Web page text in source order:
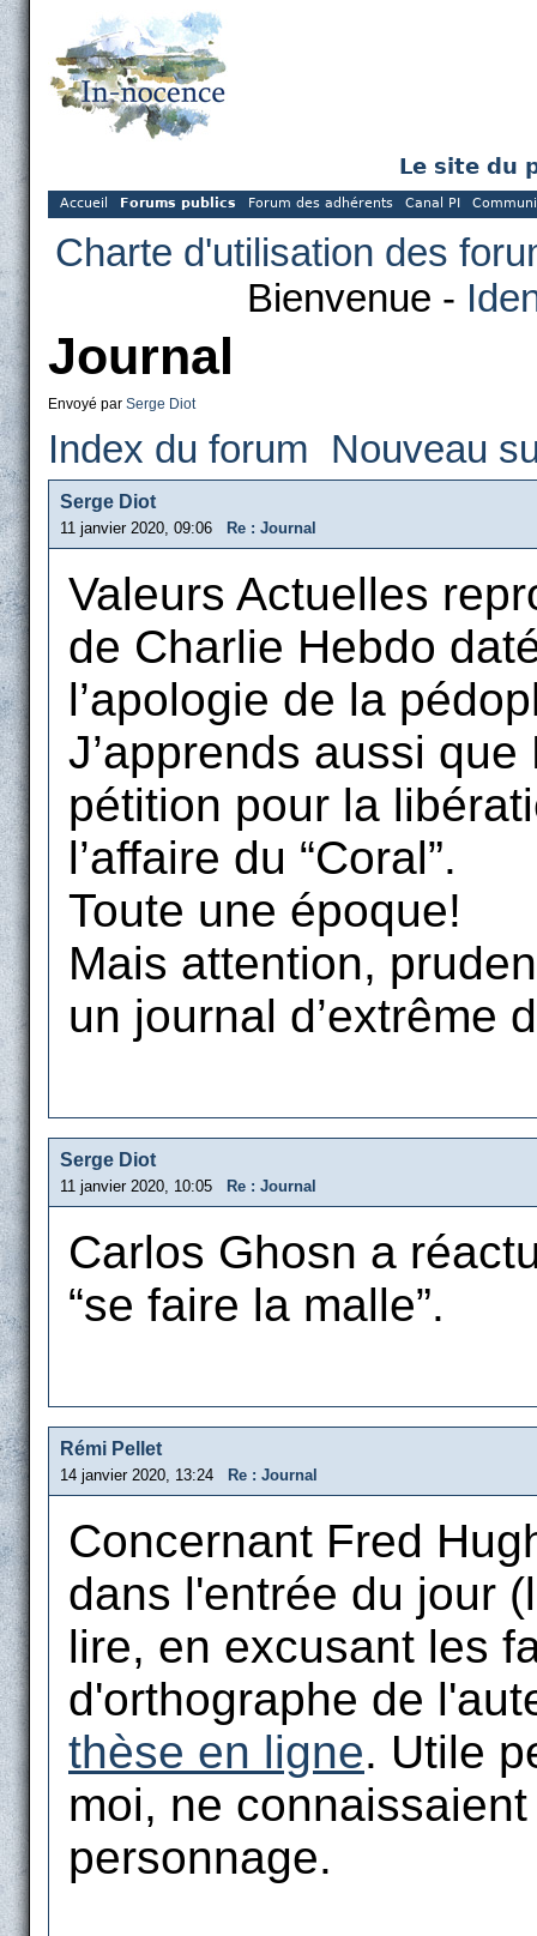
Le site du
Accueil Forums publics Forum des adhérents Canal PI
Charte d'utilisation des
Bienvenue -
Journal
Envoyé par Serge Diot
Index du forum Nouveau
Serge Diot
11 janvier 2020, 09:06 Re : Journal
Valeurs Actuelles
de Charlie Hebdo
l’apologie de la
J’apprends aussi
pétition pour la
l’affaire du “Coral”.
Toute une époque!
Mais attention,
un journal d’extrême
Serge Diot
11 janvier 2020, 10:05 Re : Journal
Carlos Ghosn a
“se faire la malle”.
Rémi Pellet
14 janvier 2020, 13:24 Re : Journal
Concernant Fred
dans l'entrée du jour
lire, en excusant les
d'orthographe de
thèse en ligne. Utile
moi, ne
personnage.